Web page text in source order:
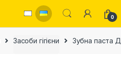
0
Засоби гігієни Зубна паста